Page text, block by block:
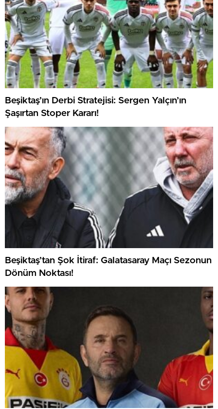
Beşiktaş’ın Derbi Stratejisi: Sergen Yalçın’ın
Şaşırtan Stoper Kararı!
Beşiktaş’tan Şok İtiraf: Galatasaray Maçı Sezonun
Dönüm Noktası!